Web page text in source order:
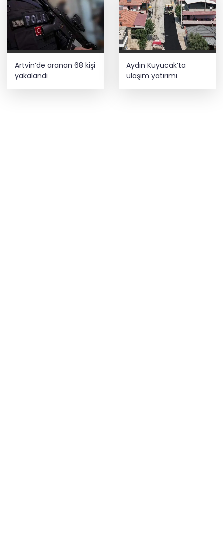
Artvin’de aranan 68 kişi
yakalandı
Aydın Kuyucak’ta
ulaşım yatırımı